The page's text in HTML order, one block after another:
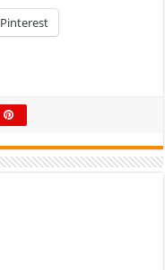
Pinterest